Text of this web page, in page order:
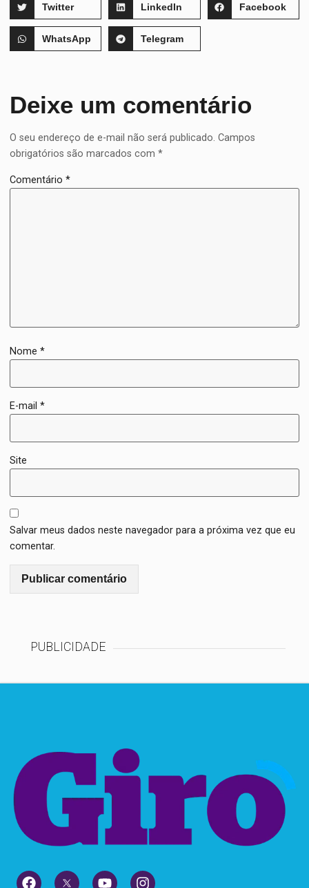
Twitter LinkedIn Facebook
WhatsApp Telegram
Deixe um comentário
O seu endereço de e-mail não será publicado. Campos
obrigatórios são marcados com*
Comentário*
Nome*
E-mail*
Site
Salvar meus dados neste navegador para a próxima vez que eu
comentar.
PUBLICIDADE